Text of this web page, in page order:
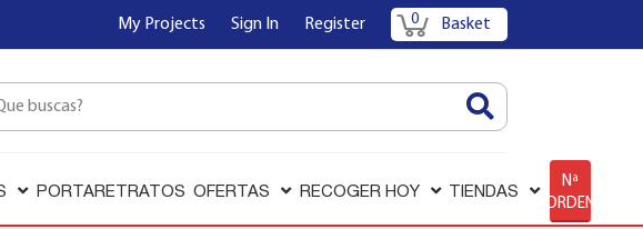
My Projects Sign In Register 0 Basket
PORTARETRATOS OFERTAS RECOGER HOY TIENDAS
Nª
ORDEN